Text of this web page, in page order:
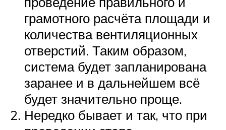
грамотного расчёта площади и
количества вентиляционных
отверстий. Таким образом,
система будет запланирована
заранее и в дальнейшем всё
будет значительно проще.
Нередко бывает и так, что при